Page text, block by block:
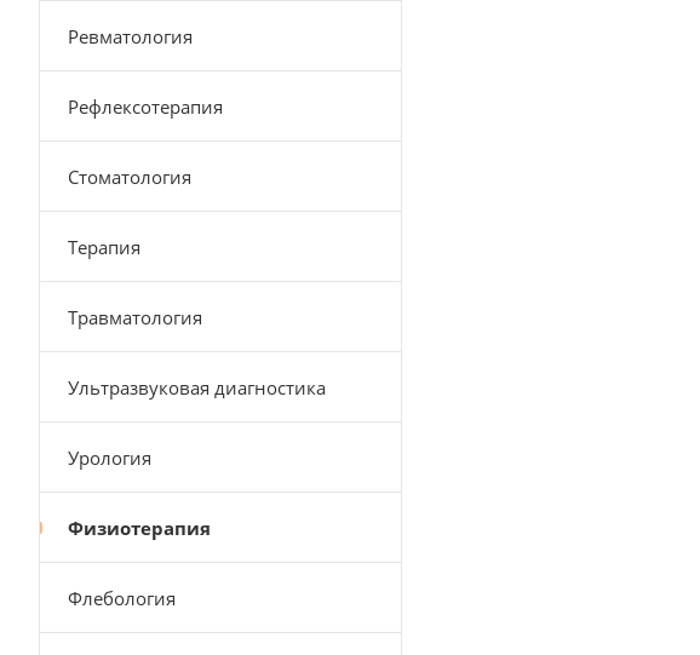
Ревматология
Рефлексотерапия
Стоматология
Терапия
Травматология
Ультразвуковая диагностика
Урология
Физиотерапия
Флебология